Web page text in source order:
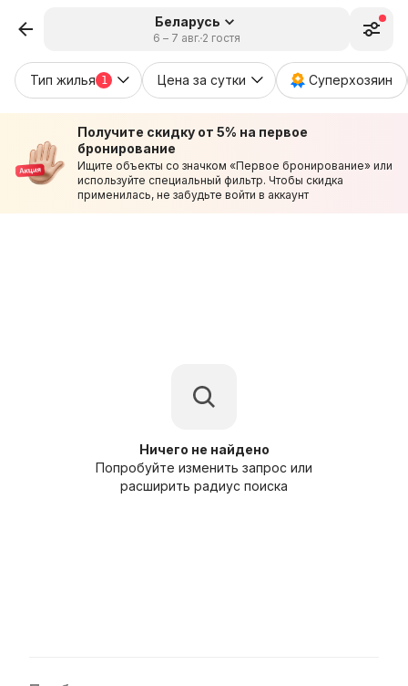
Беларусь
6 – 7 авг. 2 гостя
Тип жилья 1 Цена за сутки Суперхозяин
Получите скидку от 5% на первое
бронирование
Ищите объекты со значком «Первое бронирование» или
используйте специальный фильтр. Чтобы скидка
применилась, не забудьте войти в аккаунт
Ничего не найдено
Попробуйте изменить запрос или
расширить радиус поиска